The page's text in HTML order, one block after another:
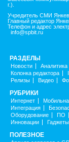
г.).
Учредитель СМИ
Главный редактор
Телефон и адрес
info@spbit.ru
РАЗДЕЛЫ
Новости Аналитика
Колонка редактора
Релизы
Видео
РУБРИКИ
Интернет
Интеграция
Оборудование
ПО
Инновации
Гаджеты
ПОЛЕЗНОЕ